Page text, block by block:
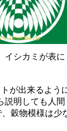
イシカミが表に
が出来るよう
説明しても人間
穀物模様は少